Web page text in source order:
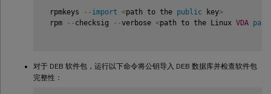
rpmkeys -- import <path to the public key>
rpm
-- checksig --verbose <path to the Linux VDA
对于 DEB 软件包，运行以下命令将公钥导入 DEB 数据库并检查软件包
完整性：